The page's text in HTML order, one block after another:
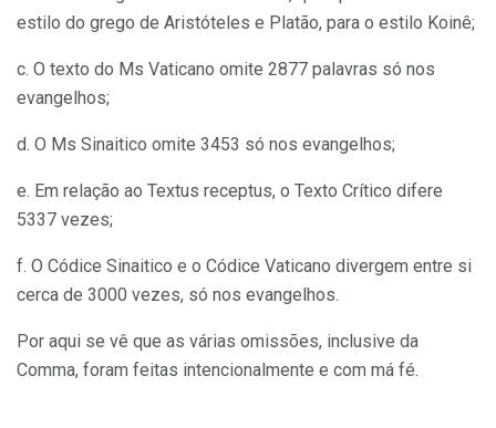
estilo do grego de Aristóteles e Platão, para o estilo Koinê;
c. O texto do Ms Vaticano omite 2877 palavras só nos
evangelhos;
d. O Ms Sinaitico omite 3453 só nos evangelhos;
e. Em relação ao Textus receptus, o Texto Crítico difere
5337 vezes;
f. O Códice Sinaitico e o Códice Vaticano diver­gem entre si
cerca de 3000 vezes, só nos evangelhos.
Por aqui se vê que as várias omissões, inclusive da
Comma, foram feitas intencionalmente e com má fé.